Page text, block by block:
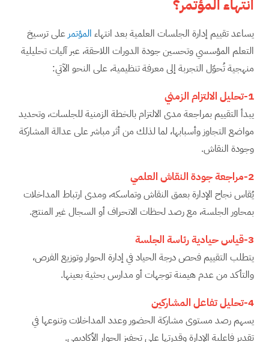
انتهاء المؤتمر؟
يساعد تقييم إدارة الجلسات العلمية بعد انتهاء المؤتمرعلى ترسيخ
التعلم المؤسسي وتحسين جودة الدورات اللاحقة، عبر آليات تحليلية
منهجية تُحوّل التجربة إلى معرفة تنظيمية، على النحو الآتي:
1-تحليل الالتزام الزمني
يبدأ التقييم بمراجعة مدى الالتزام بالخطة الزمنية للجلسات، وتحديد
مواضع التجاوز وأسبابها، لما لذلك من أثر مباشر على عدالة المشاركة
وجودة النقاش.
2-مراجعة جودة النقاش العلمي
يُقاس نجاح الإدارة بعمق النقاش وتماسكه، ومدى ارتباط المداخلات
بمحاور الجلسة، مع رصد لحظات الانحراف أو السجال غير المنتج.
3-قياس حيادية رئاسة الجلسة
يتطلب التقييم فحص درجة الحياد في إدارة الحوار وتوزيع الفرص،
والتأكد من عدم هيمنة توجهات أو مدارس بحثية بعينها.
4-تحليل تفاعل المشاركين
يسهم رصد مستوى مشاركة الحضور وعدد المداخلات وتنوعها في
تقدير فاعلية الإدارة وقدرتها على تحفيز الحوار الأكاديمي.